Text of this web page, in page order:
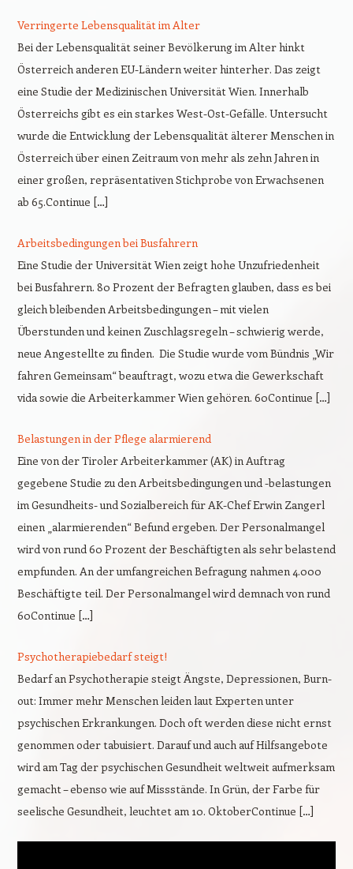
Verringerte Lebensqualität im Alter
Bei der Lebensqualität seiner Bevölkerung im Alter hinkt
Österreich anderen EU-Ländern weiter hinterher. Das zeigt
eine Studie der Medizinischen Universität Wien. Innerhalb
Österreichs gibt es ein starkes West-Ost-Gefälle. Untersucht
wurde die Entwicklung der Lebensqualität älterer Menschen in
Österreich über einen Zeitraum von mehr als zehn Jahren in
einer großen, repräsentativen Stichprobe von Erwachsenen
ab 65.Continue […]
Arbeitsbedingungen bei Busfahrern
Eine Studie der Universität Wien zeigt hohe Unzufriedenheit
bei Busfahrern. 80 Prozent der Befragten glauben, dass es bei
gleich bleibenden Arbeitsbedingungen – mit vielen
Überstunden und keinen Zuschlagsregeln – schwierig werde,
neue Angestellte zu finden. Die Studie wurde vom Bündnis „Wir
fahren Gemeinsam“ beauftragt, wozu etwa die Gewerkschaft
vida sowie die Arbeiterkammer Wien gehören. 60Continue […]
Belastungen in der Pflege alarmierend
Eine von der Tiroler Arbeiterkammer (AK) in Auftrag
gegebene Studie zu den Arbeitsbedingungen und -belastungen
im Gesundheits- und Sozialbereich für AK-Chef Erwin Zangerl
einen „alarmierenden“ Befund ergeben. Der Personalmangel
wird von rund 60 Prozent der Beschäftigten als sehr belastend
empfunden. An der umfangreichen Befragung nahmen 4.000
Beschäftigte teil. Der Personalmangel wird demnach von rund
60Continue […]
Psychotherapiebedarf steigt!
Bedarf an Psychotherapie steigt Ängste, Depressionen, Burn-
out: Immer mehr Menschen leiden laut Experten unter
psychischen Erkrankungen. Doch oft werden diese nicht ernst
genommen oder tabuisiert. Darauf und auch auf Hilfsangebote
wird am Tag der psychischen Gesundheit weltweit aufmerksam
gemacht – ebenso wie auf Missstände. In Grün, der Farbe für
seelische Gesundheit, leuchtet am 10. OktoberContinue […]